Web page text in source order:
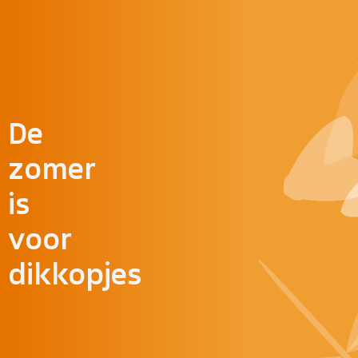
De
zomer
is
voor
dikkopjes